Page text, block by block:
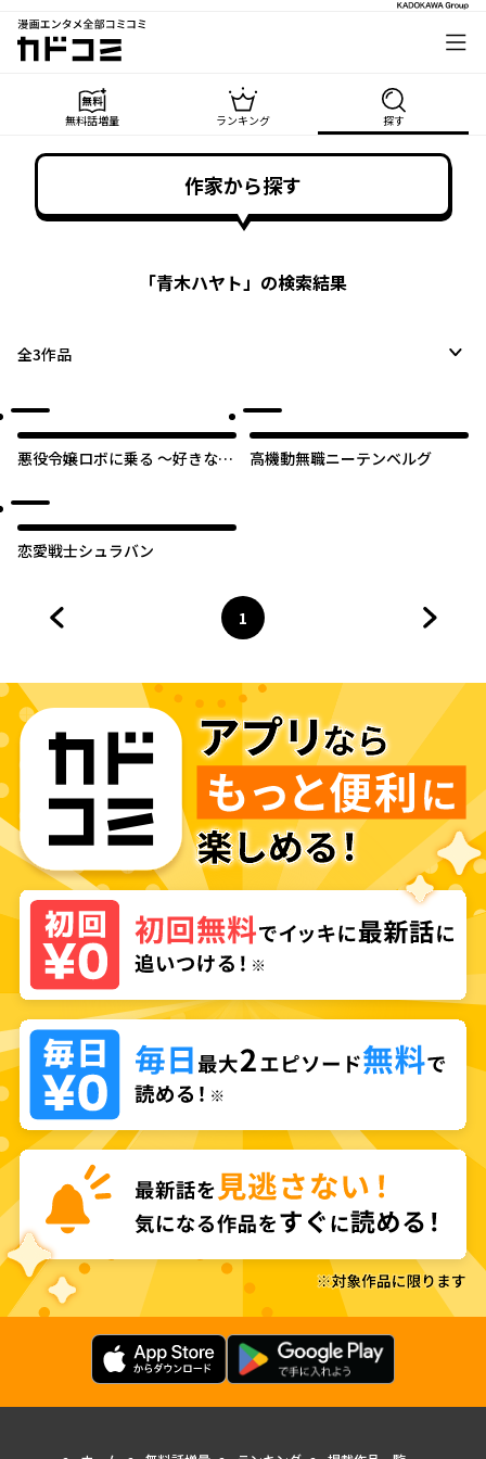
漫画エンタメ全部コミコミ
カドコミ
無料話増量 ランキング 探す
作家から探す
「青木ハヤト」の検索結果
全3作品
悪役令嬢ロボに乗る ～好きなア
し達の死亡フラグをへし折って
やりますわよ！～
高機動無職ニーテンベルグ
恋愛戦士シュラバン
ページ
1
へ